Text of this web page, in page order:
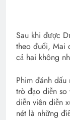
Sau khi được
theo đuổi, Mai
cả hai không
Phim đánh dấu
trò đạo diễn
diễn viên diễn
nét là những